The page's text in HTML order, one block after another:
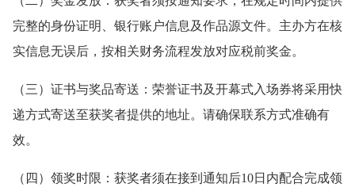
完整的身份证明、银行账户信息及作品源文件。主办方在核
实信息无误后，按相关财务流程发放对应税前奖金。
（三）证书与奖品寄送：荣誉证书及开幕式入场券将采用快
递方式寄送至获奖者提供的地址。请确保联系方式准确有
效。
（四）领奖时限：获奖者须在接到通知后10日内配合完成领